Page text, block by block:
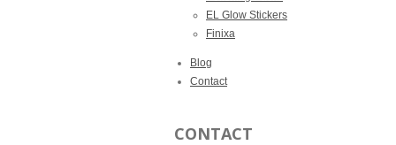
EL Glow Stickers
Finixa
Blog
Contact
CONTACT